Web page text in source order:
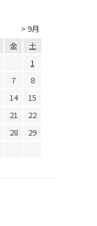
> 9月
金
土
1
7
8
14
15
21
22
28
29